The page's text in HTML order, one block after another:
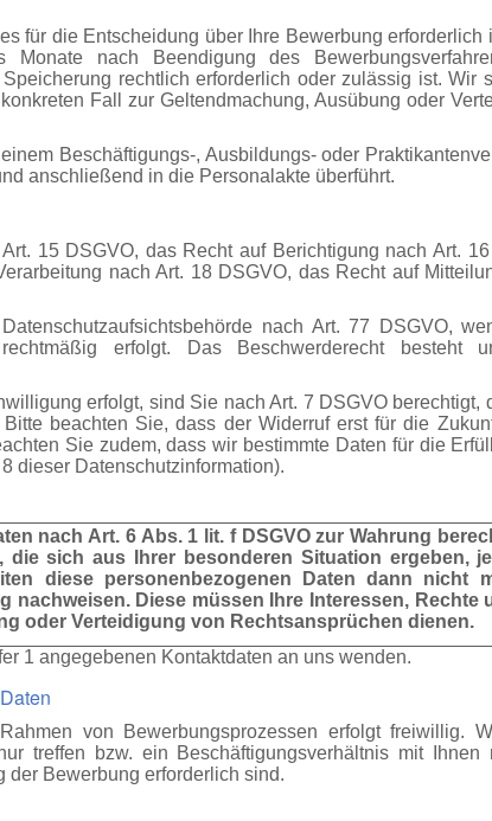
für die Entscheidung über Ihre Bewerbung
Monate nach Beendigung des
rechtlich erforderlich oder zulässig ist. Wir
Fall zur Geltendmachung, Ausübung oder
Beschäftigungs-, Ausbildungs- oder
anschließend in die Personalakte überführt.
15 DSGVO, das Recht auf Berichtigung nach Art.
nach Art. 18 DSGVO, das Recht auf
nach Art. 77 DSGVO,
erfolgt. Das Beschwerderecht besteht
erfolgt, sind Sie nach Art. 7 DSGVO
beachten Sie, dass der Widerruf erst für die
Sie zudem, dass wir bestimmte Daten für die
dieser Datenschutzinformation).
nach Art. 6 Abs. 1 lit. f DSGVO zur Wahrung
die sich aus Ihrer besonderen Situation ergeben,
diese personenbezogenen Daten dann nicht
Diese müssen Ihre Interessen, Rechte
oder Verteidigung von Rechtsansprüchen dienen.
1 angegebenen Kontaktdaten an uns wenden.
von Bewerbungsprozessen erfolgt freiwillig.
treffen bzw. ein Beschäftigungsverhältnis mit
der Bewerbung erforderlich sind.